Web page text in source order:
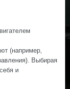
(например,
Выбирая
и